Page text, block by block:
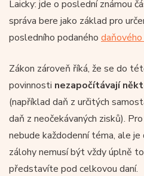
Laicky: jde o poslední známou
správa bere jako základ pro
posledního podaného
Zákon zároveň říká, že se do
povinnosti nezapočítávají
(například daň z určitých
daň z neočekávaných zisků).
nebude každodenní téma, ale
zálohy nemusí být vždy úplně
představíte pod celkovou daní.